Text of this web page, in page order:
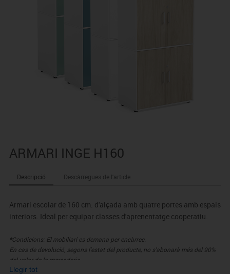
ARMARI INGE H160
Descripció Descàrregues de l'article
Armari escolar de 160 cm. d'alçada amb quatre portes amb espais
interiors. Ideal per equipar classes d'aprenentatge cooperatiu.
*Condicions: El mobiliari es demana per encàrrec.
En cas de devolució, segons l'estat del producte, no s'abonarà més del 90%
del valor de la mercaderia.
Llegir tot